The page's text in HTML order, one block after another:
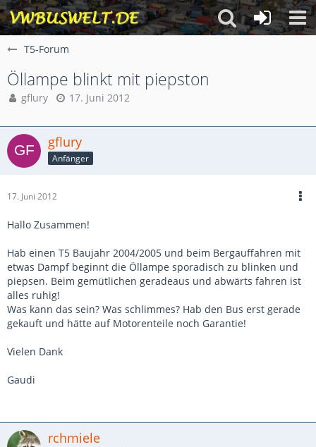
T5-Forum
Öllampe blinkt mit piepston
gflury 17. Juni 2012
gflury
Anfänger
17. Juni 2012
Hallo Zusammen!
Hab einen T5 Baujahr 2004/2005 und beim Bergauffahren mit
etwas Dampf beginnt die Öllampe sporadisch zu blinken und
piepsen. Beim gemütlichen geradeaus und abwärts fahren ist
alles ruhig!
Was kann das sein? Was schlimmes? Hab den Bus erst gerade
gekauft und hätte auf Motorenteile noch Garantie!
Vielen Dank
Gaudi
rchmiele